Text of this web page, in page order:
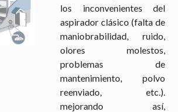
los inconvenientes del
aspirador clásico (falta de
maniobrabilidad, ruido,
olores molestos,
problemas de
mantenimiento, polvo
reenviado, etc.).
mejorando así,